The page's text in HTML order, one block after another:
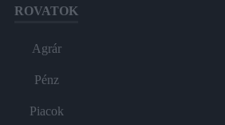
ROVATOK
Agrár
Pénz
Piacok